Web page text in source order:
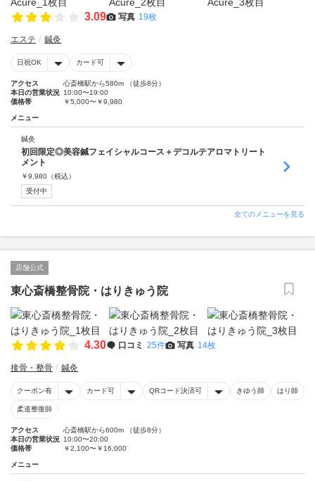
3.09 写真 19枚
エステ 鍼灸
日祝OK カード可
アクセス
心斎橋駅から580m （徒歩8分）
本日の営業状況 10:00〜19:00
価格帯
￥5,000〜￥9,980
メニュー
鍼灸
初回限定◎美容鍼フェイシャルコース＋デコルテアロマトリート
メント
￥9,980 （税込）
受付中
全てのメニューを見る
店舗公式
東心斎橋整骨院・はりきゅう院
4.30 口コミ 25件 写真 14枚
接骨・整骨 鍼灸
クーポン有 カード可 QRコード決済可 きゆう師 はり師
柔道整復師
アクセス
心斎橋駅から600m （徒歩8分）
本日の営業状況 10:00〜20:00
価格帯
￥2,100〜￥16,000
メニュー